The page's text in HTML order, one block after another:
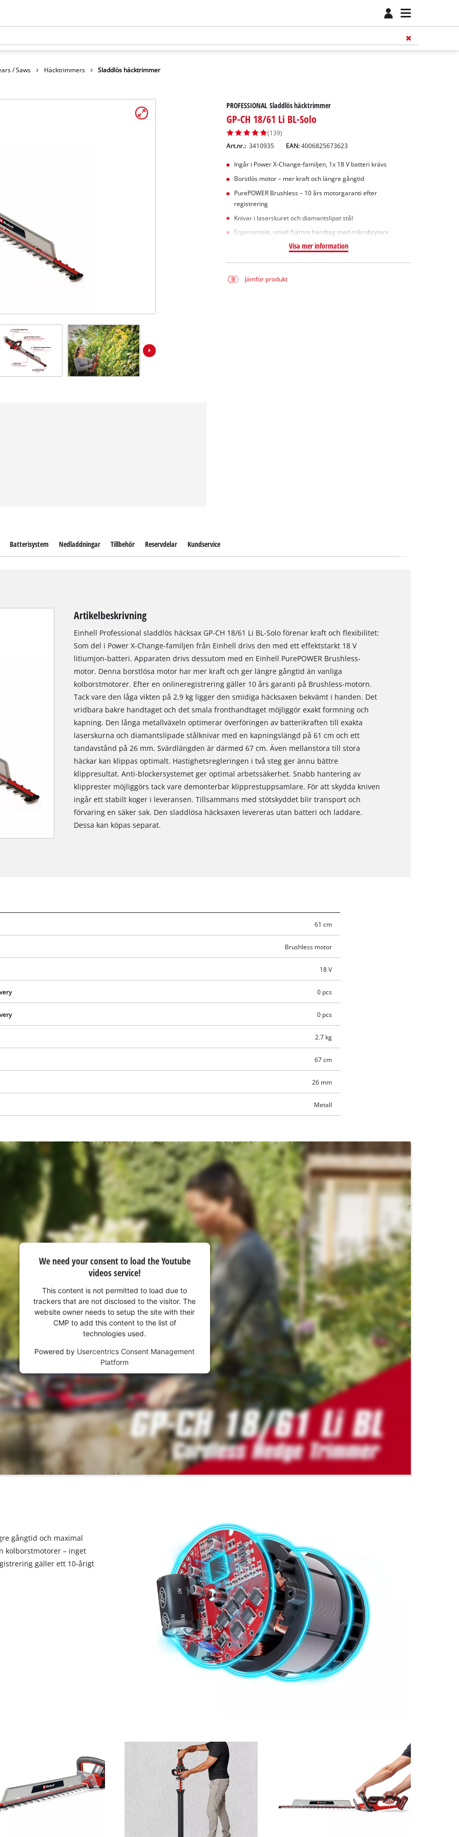
/ Saws Häcktrimmers Sladdlös häcktrimmer
PROFESSIONAL Sladdlös häcktrimmer
GP-CH 18/61 Li BL-Solo
(139)
Art.nr.: 3410935 EAN:4006825673623
Ingår i Power X-Change-familjen, 1x 18 V batteri krävs
Borstlös motor – mer kraft och längre gångtid
PurePOWER Brushless – 10 års motorgaranti efter
registrering
Knivar i laserskuret och diamantslipat stål
Ergonomiskt, smalt främre handtag med mikrobrytare
Visa mer information
Jämför produkt
Google Maps service!
to trackers that are not disclosed to the
visitor. The website owner needs to setup
the site with their CMP to add this content
to the list of technologies used.
Usercentrics Consent
Batterisystem Nedladdningar Tillbehör Reservdelar Kundservice
Artikelbeskrivning
Einhell Professional sladdlös häcksax GP-CH 18/61 Li BL-Solo förenar kraft och flexibilitet:
Som del i Power X-Change-familjen från Einhell drivs den med ett effektstarkt 18 V
litiumjon-batteri. Apparaten drivs dessutom med en Einhell PurePOWER Brushless-
motor. Denna borstlösa motor har mer kraft och ger längre gångtid än vanliga
kolborstmotorer. Efter en onlineregistrering gäller 10 års garanti på Brushless-motorn.
Tack vare den låga vikten på 2,9 kg ligger den smidiga häcksaxen bekvämt i handen. Det
vridbara bakre handtaget och det smala fronthandtaget möjliggör exakt formning och
kapning. Den långa metallväxeln optimerar överföringen av batterikraften till exakta
laserskurna och diamantslipade stålknivar med en kapningslängd på 61 cm och ett
tandavstånd på 26 mm. Svärdlängden är därmed 67 cm. Även mellanstora till stora
häckar kan klippas optimalt. Hastighetsregleringen i två steg ger ännu bättre
klippresultat. Anti-blockersystemet ger optimal arbetssäkerhet. Snabb hantering av
klipprester möjliggörs tack vare demonterbar klipprestuppsamlare. För att skydda kniven
ingår ett stabilt koger i leveransen. Tillsammans med stötskyddet blir transport och
förvaring en säker sak. Den sladdlösa häcksaxen levereras utan batteri och laddare.
Dessa kan köpas separat.
61 cm
Brushless motor
18 V
0 pcs
0 pcs
2.7 kg
67 cm
26 mm
Metall
We need your consent to load the Youtube
videos service!
This content is not permitted to load due to
trackers that are not disclosed to the visitor. The
website owner needs to setup the site with their
CMP to add this content to the list of
technologies used.
Powered by Usercentrics Consent Management
Platform
gångtid och maximal
kolborstmotorer – inget
gäller ett 10-årigt